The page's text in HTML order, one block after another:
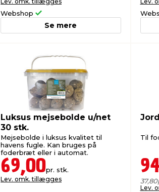
Webshop
Se mere
Luksus mejsebolde u/net
30 stk.
Mejsebolde i luksus kvalitet til
havens fugle. Kan bruges på
foderbræt eller i automat.
69,00pr. stk.
Lev. omk. tillægges
Til
37,80
Lev.